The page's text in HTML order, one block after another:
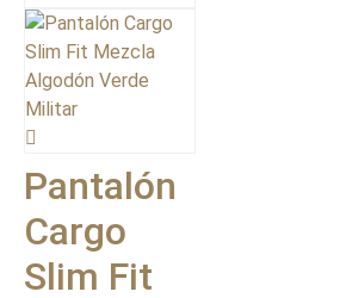
Pantalón
Cargo
Slim Fit